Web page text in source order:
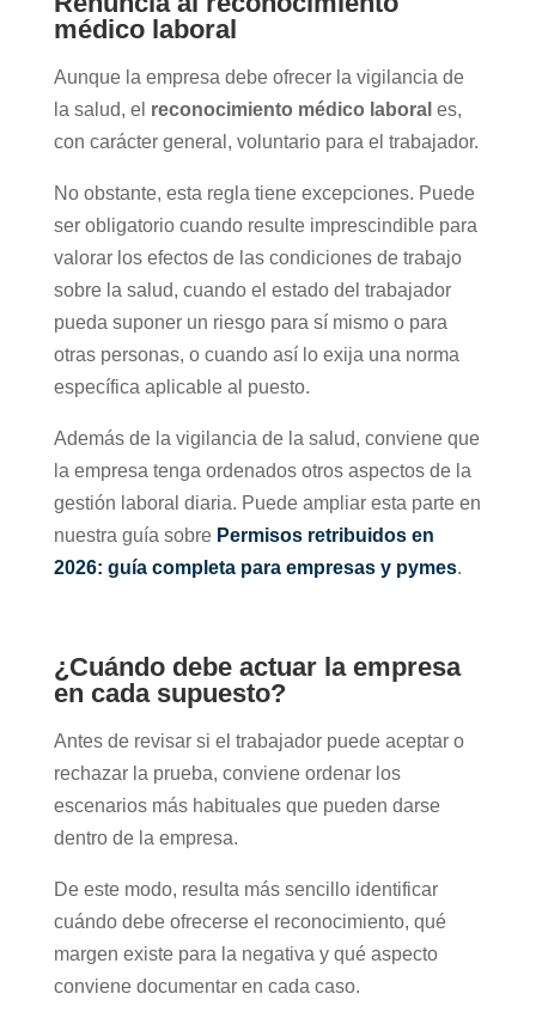
médico laboral
Aunque la empresa debe ofrecer la vigilancia de
la salud, el reconocimiento médico laboral es,
con carácter general, voluntario para el trabajador.
No obstante, esta regla tiene excepciones. Puede
ser obligatorio cuando resulte imprescindible para
valorar los efectos de las condiciones de trabajo
sobre la salud, cuando el estado del trabajador
pueda suponer un riesgo para sí mismo o para
otras personas, o cuando así lo exija una norma
específica aplicable al puesto.
Además de la vigilancia de la salud, conviene que
la empresa tenga ordenados otros aspectos de la
gestión laboral diaria. Puede ampliar esta parte en
nuestra guía sobre Permisos retribuidos en
2026: guía completa para empresas y pymes.
¿Cuándo debe actuar la empresa
en cada supuesto?
Antes de revisar si el trabajador puede aceptar o
rechazar la prueba, conviene ordenar los
escenarios más habituales que pueden darse
dentro de la empresa.
De este modo, resulta más sencillo identificar
cuándo debe ofrecerse el reconocimiento, qué
margen existe para la negativa y qué aspecto
conviene documentar en cada caso.